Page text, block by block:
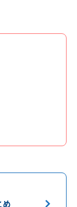
め